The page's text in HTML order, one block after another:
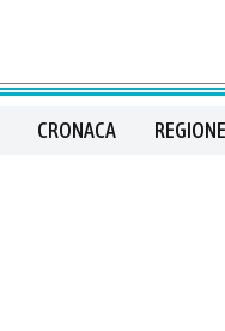
CRONACA REGIONE